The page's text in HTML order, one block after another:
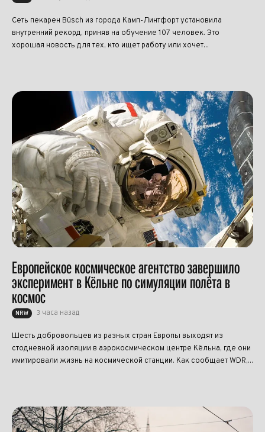
Сеть пекарен Büsch из города Камп-Линтфорт установила
внутренний рекорд, приняв на обучение 107 человек. Это
хорошая новость для тех, кто ищет работу или хочет...
Европейское космическое агентство завершило
эксперимент в Кёльне по симуляции полёта в
космос
NRW 3 часа назад
Шесть добровольцев из разных стран Европы выходят из
стодневной изоляции в аэрокосмическом центре Кёльна, где они
имитировали жизнь на космической станции. Как сообщает WDR,...